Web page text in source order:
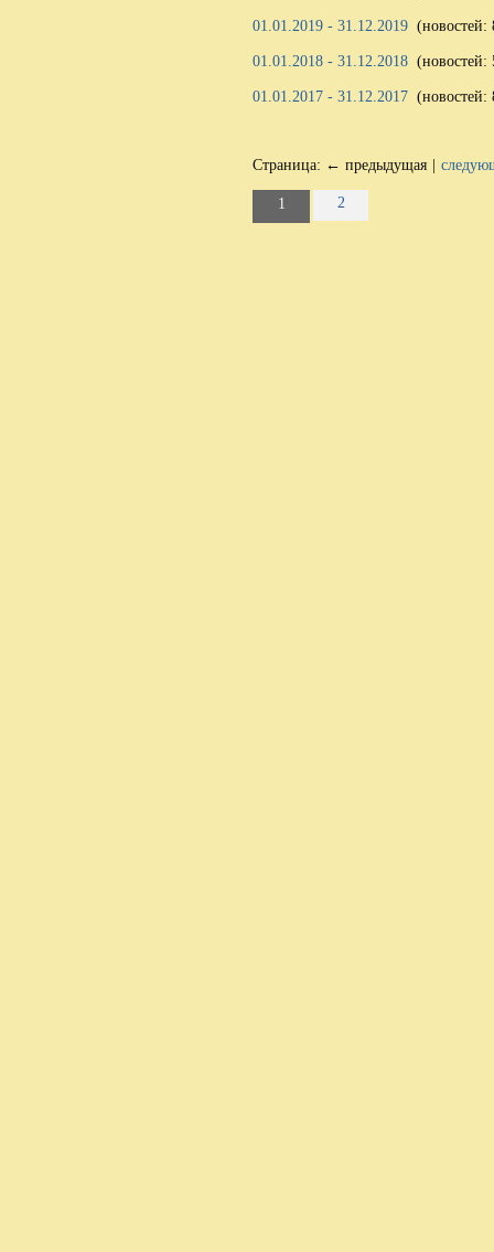
01.01.2019 - 31.12.2019 (новостей:
01.01.2018 - 31.12.2018 (новостей:
01.01.2017 - 31.12.2017 (новостей:
Страница: ← предыдущая
1 2